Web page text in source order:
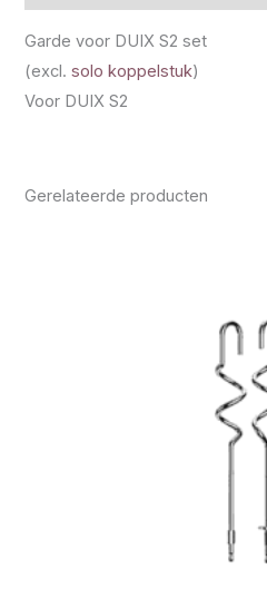
Garde voor DUIX S2 set
(excl.solo koppelstuk)
Voor DUIX S2
Gerelateerde producten